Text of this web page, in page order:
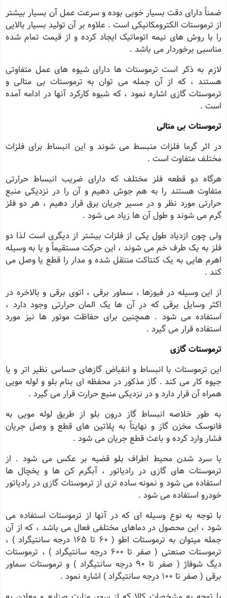
ضمناً دارای دقت بسیار خوبی بوده و سرعت عمل آن بسیار بیشتر
از ترموستات الکترومکانیکی است . علاوه بر آن تولید بسیار بالایی
را با روش های نیمه اتوماتیک ایجاد کرده و از قیمت تمام شده
مناسبی برخوردار می باشد .
لازم به ذکر است ترموستات ها دارای شیوه های عمل متفاوتی
هستند ، که از آن جمله می توان به ترموستات بی متالی و
ترموستات گازی اشاره نمود ، که شیوه کارکرد آنها در ادامه آمده
است .
ترموستات بی متالی
در اثر گرما فلزات منبسط می شوند و این انبساط برای فلزات
مختلف متفاوت است .
هرگاه دو قطعه فلز مختلف که دارای ضریب انبساط حرارتی
متفاوت هستند را به هم جوش دهیم و آن را در نزدیکی منبع
حرارتی مورد نظر و در مسیر جریان برق قرار دهیم ، هر دو فلز
گرم می شوند و طول آن ها زیاد می شود .
ولی چون ازدیاد طول یکی از فلزات بیشتر از دیگری است لذا دو
فلز به یک طرف خم می شوند ، این حرکت مستقیماً و یا به وسیله
اهرم هایی به یک کنتاکت منتقل شده و مدار را قطع یا وصل می
کند .
از این وسیله در فیوزها ، سماور برقی ، اتوی برقی و بالاخره در
اکثر وسایل برقی که در آن ها یک المان حرارتی وجود دارد ،
استفاده می شود . همچنین برای حفاظت موتور ها نیز مورد
استفاده قرار می گیرد .
ترموستات گازی
این ترموستات با انبساط و انقباض گازهای حساس نظیر اتر و یا
جیوه کار می کند . گاز مذکور در محفظه ای بنام بلو و لوله مویی
همراه آن قرار دارد و در نزدیکی منبع حرارت قرار می گیرد .
به طور خلاصه انبساط گاز درون بلو از طریق لوله مویی به
فانوسک مخزن گاز و نهایتاً به پلاتین های قطع و وصل جریان
فشار وارد کرده و باعث قطع جریان می شود .
با سرد شدن محیط اطراف بلو قضیه بر عکس می شود . از
ترموستات های گازی در رادیاتور ، آبگرم کن ها و یخچال ها
استفاده می شود و نمونه ساده تری از ترموستات گازی در رادیاتور
خودرو استفاده می شود .
با توجه به نوع وسیله ای که در آنها از ترموستات استفاده می
شود ، این محصول در دماهای مختلفی فعال می باشد ، که از آن
جمله میتوان به ترموستات اطو ( ٦٠ تا ١٦٥ درجه سانتیگراد ) ،
ترموستات صنعتی ( صفر تا ٦٠٠ درجه سانتیگراد ) ، ترموستات
دیگ شوفاژ ( صفر تا ٩٠ درجه سانتیگراد ) و ترموستات سماور
برقی ( صفر تا ١٠٠ درجه سانتیگراد ) اشاره نمود .